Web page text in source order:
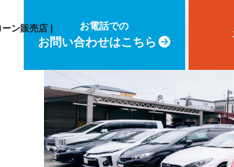
ン販売店 |
お電話での
お問い合わせはこちら